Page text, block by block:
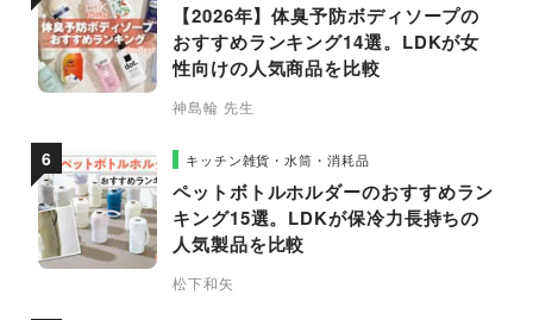
【2026年】体臭予防ボディソープの
おすすめランキング14選。LDKが女
性向けの人気商品を比較
神島輪 先生
キッチン雑貨・水筒・消耗品
ペットボトルホルダーのおすすめラン
キング15選。LDKが保冷力長持ちの
人気製品を比較
松下和矢